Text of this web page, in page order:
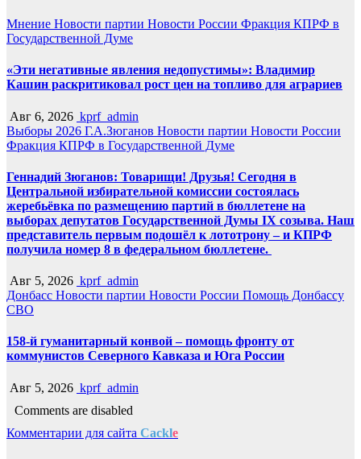
Мнение Новости партии Новости России Фракция КПРФ в
Государственной Думе
«Эти негативные явления недопустимы»: Владимир
Кашин раскритиковал рост цен на топливо для аграриев
Авг 6, 2026 kprf_admin
Выборы 2026 Г.А.Зюганов Новости партии Новости России
Фракция КПРФ в Государственной Думе
Геннадий Зюганов: Товарищи! Друзья! Сегодня в
Центральной избирательной комиссии состоялась
жеребьёвка по размещению партий в бюллетене на
выборах депутатов Государственной Думы IX созыва. Наш
представитель первым подошёл к лототрону – и КПРФ
получила номер 8 в федеральном бюллетене.
Авг 5, 2026 kprf_admin
Донбасс Новости партии Новости России Помощь Донбассу
СВО
158-й гуманитарный конвой – помощь фронту от
коммунистов Северного Кавказа и Юга России
Авг 5, 2026 kprf_admin
Comments are disabled
Комментарии для сайта Cackle